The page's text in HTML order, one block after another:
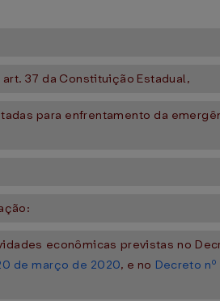
37 da Constituição Estadual,
para enfrentamento da
econômicas previstas no
de março de 2020, e no Decreto